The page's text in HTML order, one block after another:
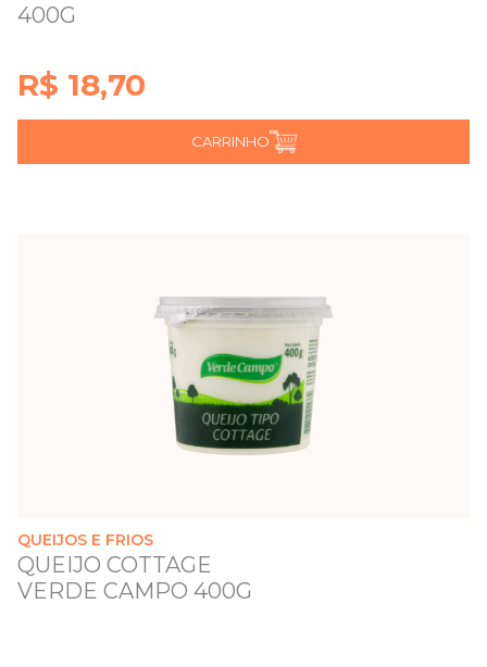
400G
R$ 18,70
CARRINHO
QUEIJOS E FRIOS
QUEIJO COTTAGE
VERDE CAMPO 400G